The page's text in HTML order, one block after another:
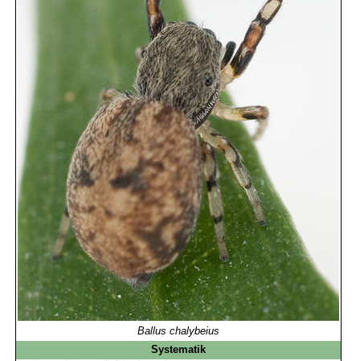
Ballus chalybeius
Systematik